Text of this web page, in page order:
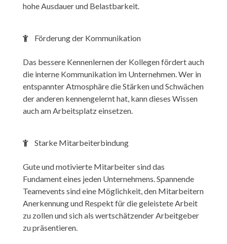
hohe Ausdauer und Belastbarkeit.
Förderung der Kommunikation
Das bessere Kennenlernen der Kollegen fördert auch
die interne Kommunikation im Unternehmen. Wer in
entspannter Atmosphäre die Stärken und Schwächen
der anderen kennengelernt hat, kann dieses Wissen
auch am Arbeitsplatz einsetzen.
Starke Mitarbeiterbindung
Gute und motivierte Mitarbeiter sind das
Fundament eines jeden Unternehmens. Spannende
Teamevents sind eine Möglichkeit, den Mitarbeitern
Anerkennung und Respekt für die geleistete Arbeit
zu zollen und sich als wertschätzender Arbeitgeber
zu präsentieren.